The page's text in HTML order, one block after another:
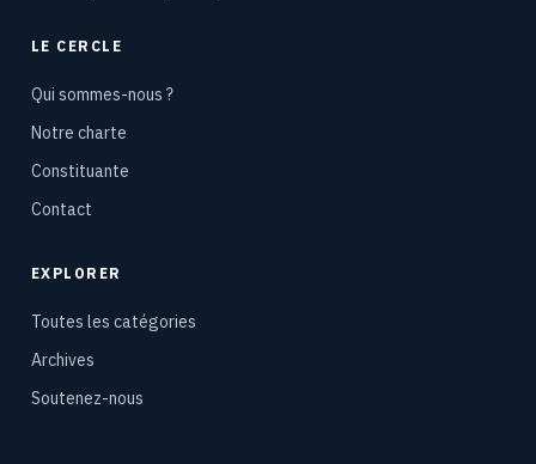
LE CERCLE
Qui sommes-nous ?
Notre charte
Constituante
Contact
EXPLORER
Toutes les catégories
Archives
Soutenez-nous